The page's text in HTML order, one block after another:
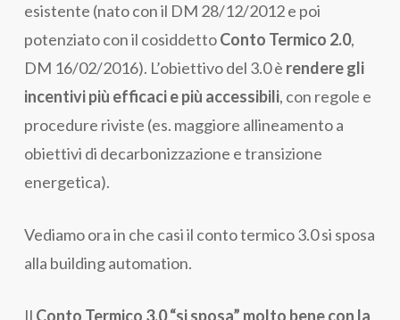
esistente (nato con il DM 28/12/2012 e poi
potenziato con il cosiddettoConto Termico 2.0,
DM 16/02/2016). L’obiettivo del 3.0 è rendere gli
incentivi più efficaci e più accessibili, con regole e
procedure riviste (es. maggiore allineamento a
obiettivi di decarbonizzazione e transizione
energetica).
Vediamo ora in che casi il conto termico 3.0 si sposa
alla building automation.
Il Conto Termico 3.0 “si sposa” molto bene con la